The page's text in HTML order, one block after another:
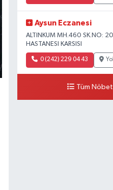
Aysun Eczanesi
ALTINKUM MH.460 SK.NO:
HASTANESI KARSISI
0 (242) 229 04 43
Tüm